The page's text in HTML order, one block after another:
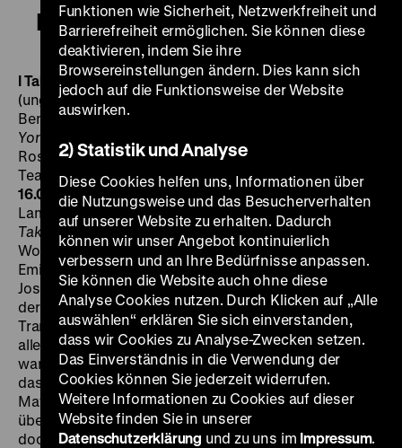
I Take This Woman
I Take This WomanUS 1940, R: W.S. Van Dyke
(ungenannt: Jospeh von Sternberg, Frank Borzage), B:
Ben Hecht, James Kevin, MacGuinness nach
York Cinderella
Rosson, D: Spencer Tracy, Hedy Lamarr, Verree
Teasdale, Kent Taylor, Laraine Day, 98‘· 35mm, OF FR
16.08. um 21 Uhr
Die vielen abgebrochenen Anläufe zu
Lamarrs erster großer MGM-Produktion verhalfenI
Take This Woman zu dem Spitznamen „I Re-Take This
Woman.“ Da man beabsichtigte, aus der europäischen
Emigrantin eine Diva zu formen, wurde zunächst
Joseph von Sternberg verpflichtet, der als „Erschaffer
der Dietrich“ offenbar als Experte für diese Art von
Transformation galt. Nachdem der Regisseur
allerdings von Louis B. Mayers Interventionen genervt
war, stieg Sternberg aus und überließ Frank Borzage
das Feld, der fast 30 Tage an dem Film arbeitete, ehe
Mayer das Projekt wieder auf Eis legte. Am Ende
übergab MGM das Projekt dem studioeigenen „film
doctor“ W.S. Van Dyke, der den Dreh in knapp drei
Funktionen wie Sicherheit, Netzwerkfreiheit und
Barrierefreiheit ermöglichen. Sie können diese
deaktivieren, indem Sie ihre
Browsereinstellungen ändern. Dies kann sich
jedoch auf die Funktionsweise der Website
auswirken.
2) Statistik und Analyse
Diese Cookies helfen uns, Informationen über
die Nutzungsweise und das Besucherverhalten
auf unserer Website zu erhalten. Dadurch
können wir unser Angebot kontinuierlich
verbessern und an Ihre Bedürfnisse anpassen.
Sie können die Website auch ohne diese
Analyse Cookies nutzen. Durch Klicken auf „Alle
auswählen“ erklären Sie sich einverstanden,
dass wir Cookies zu Analyse-Zwecken setzen.
Das Einverständnis in die Verwendung der
Cookies können Sie jederzeit widerrufen.
Weitere Informationen zu Cookies auf dieser
Website finden Sie in unserer
Datenschutzerklärung und zu uns im Impressum.